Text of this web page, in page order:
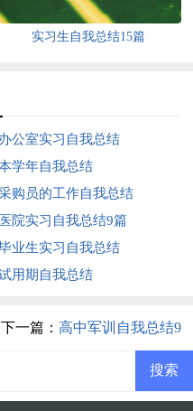
实习生自我总结15篇
办公室实习自我总结
学年自我总结
购员的工作自我总结
医院实习自我总结9篇
业生实习自我总结
用期自我总结
下一篇： 高中军训自我总结9